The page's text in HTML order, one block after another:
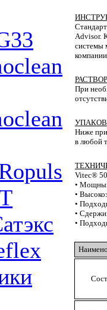
Advisor.
системы
При
Ниже
в лю­бой
Vitec®
•
•
•
•
•